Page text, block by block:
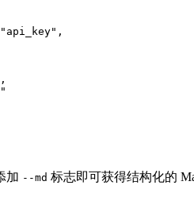
"api_key" ,
,
加 --md 标志即可获得结构化的